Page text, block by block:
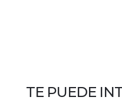
TE PUEDE